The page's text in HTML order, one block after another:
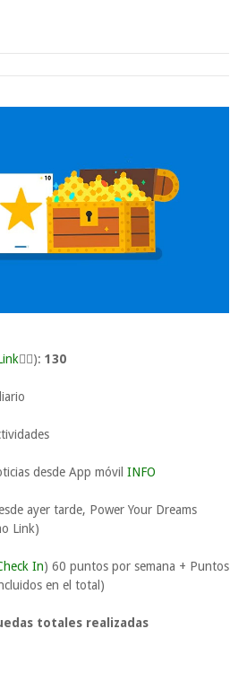
👈🏼): 130
desde App móvil INFO
ayer tarde, Power Your Dreams
Link)
In) 60 puntos por semana + Puntos
en el total)
totales realizadas